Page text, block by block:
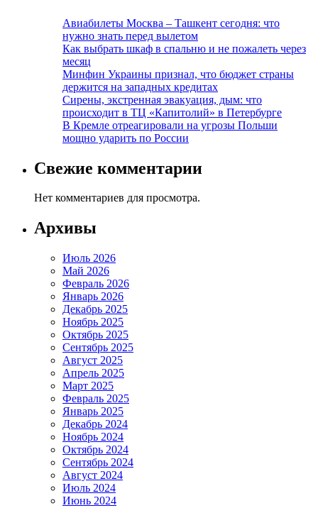
Авиабилеты Москва – Ташкент сегодня: что
нужно знать перед вылетом
Как выбрать шкаф в спальню и не пожалеть через
месяц
Минфин Украины признал, что бюджет страны
держится на западных кредитах
Сирены, экстренная эвакуация, дым: что
происходит в ТЦ «Капитолий» в Петербурге
В Кремле отреагировали на угрозы Польши
мощно ударить по России
Свежие комментарии
Нет комментариев для просмотра.
Архивы
Июль 2026
Май 2026
Февраль 2026
Январь 2026
Декабрь 2025
Ноябрь 2025
Октябрь 2025
Сентябрь 2025
Август 2025
Апрель 2025
Март 2025
Февраль 2025
Январь 2025
Декабрь 2024
Ноябрь 2024
Октябрь 2024
Сентябрь 2024
Август 2024
Июль 2024
Июнь 2024